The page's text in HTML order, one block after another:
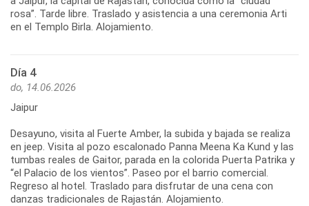
rosa”. Tarde libre. Traslado y asistencia a una ceremonia Arti
en el Templo Birla. Alojamiento.
Día 4
do, 14.06.2026
Jaipur
Desayuno, visita al Fuerte Amber, la subida y bajada se realiza
en jeep. Visita al pozo escalonado Panna Meena Ka Kund y las
tumbas reales de Gaitor, parada en la colorida Puerta Patrika y
“el Palacio de los vientos”. Paseo por el barrio comercial.
Regreso al hotel. Traslado para disfrutar de una cena con
danzas tradicionales de Rajastán. Alojamiento.